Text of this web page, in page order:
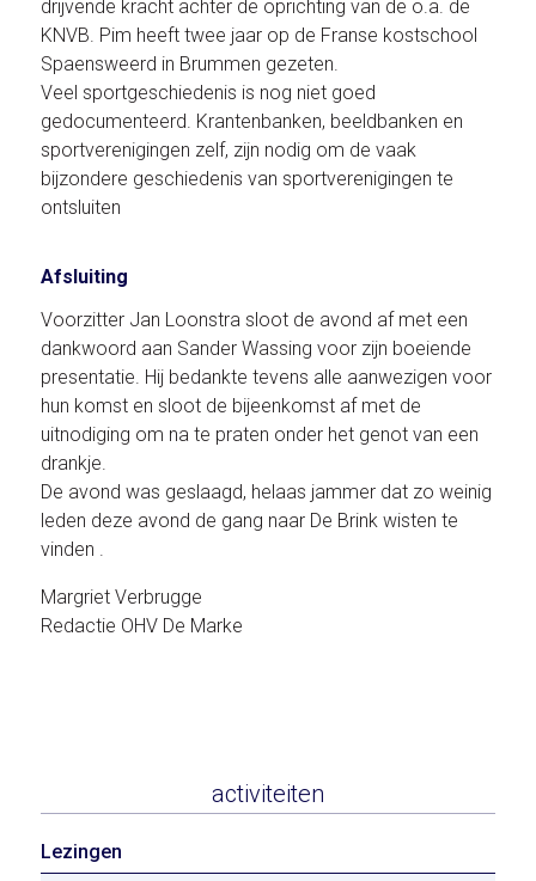
drijvende kracht achter de oprichting van de o.a. de
KNVB. Pim heeft twee jaar op de Franse kostschool
Spaensweerd in Brummen gezeten.
Veel sportgeschiedenis is nog niet goed
gedocumenteerd. Krantenbanken, beeldbanken en
sportverenigingen zelf, zijn nodig om de vaak
bijzondere geschiedenis van sportverenigingen te
ontsluiten
Afsluiting
Voorzitter Jan Loonstra sloot de avond af met een
dankwoord aan Sander Wassing voor zijn boeiende
presentatie. Hij bedankte tevens alle aanwezigen voor
hun komst en sloot de bijeenkomst af met de
uitnodiging om na te praten onder het genot van een
drankje.
De avond was geslaagd, helaas jammer dat zo weinig
leden deze avond de gang naar De Brink wisten te
vinden .
Margriet Verbrugge
Redactie OHV De Marke
activiteiten
Lezingen